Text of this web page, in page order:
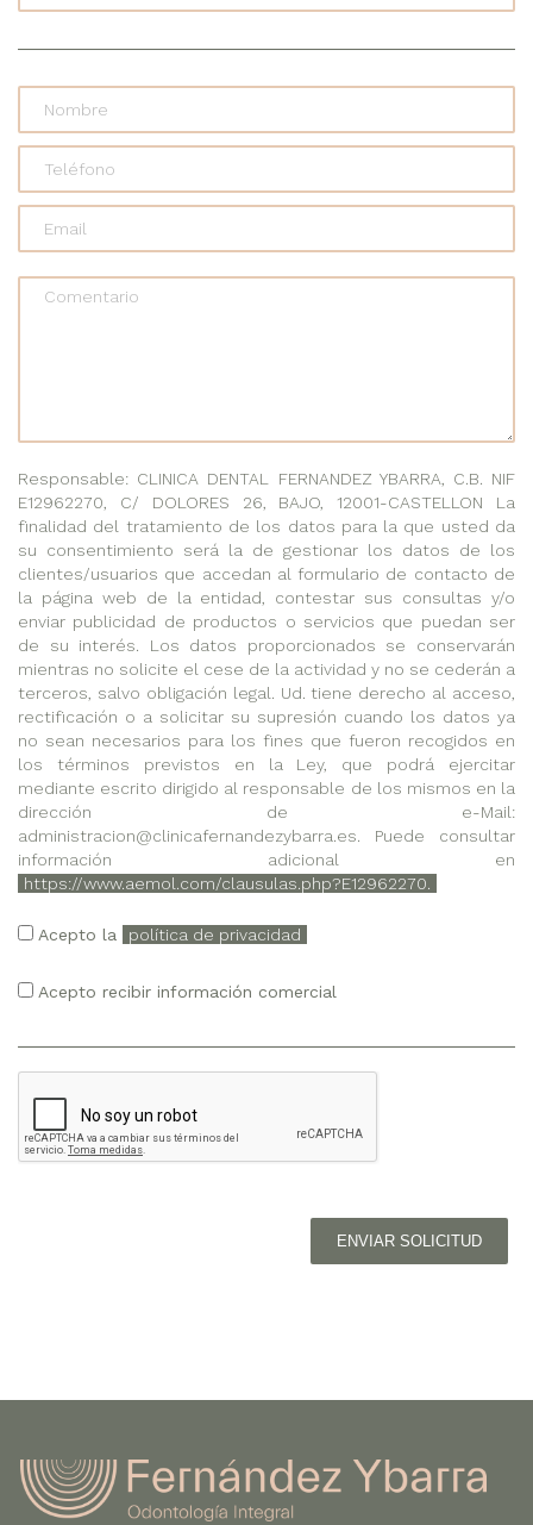
Comentario
Responsable: CLINICA DENTAL FERNANDEZ YBARRA, C.B. NIF
E12962270, C/ DOLORES 26, BAJO, 12001-CASTELLON La
finalidad del tratamiento de los datos para la que usted da
su consentimiento será la de gestionar los datos de los
clientes/usuarios que accedan al formulario de contacto de
la página web de la entidad, contestar sus consultas y/o
enviar publicidad de productos o servicios que puedan ser
de su interés. Los datos proporcionados se conservarán
mientras no solicite el cese de la actividad y no se cederán a
terceros, salvo obligación legal. Ud. tiene derecho al acceso,
rectificación o a solicitar su supresión cuando los datos ya
no sean necesarios para los fines que fueron recogidos en
los términos previstos en la Ley, que podrá ejercitar
mediante escrito dirigido al responsable de los mismos en la
dirección de e-Mail:
administracion@clinicafernandezybarra.es. Puede consultar
información adicional en
https://www.aemol.com/clausulas.php?E12962270.
Acepto la política de privacidad
Acepto recibir información comercial
ENVIAR SOLICITUD